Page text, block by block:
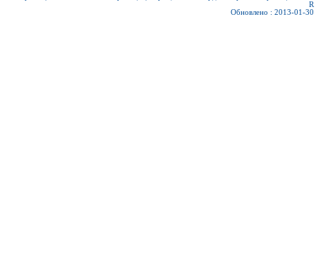
R
Обновлено : 2013-01-30